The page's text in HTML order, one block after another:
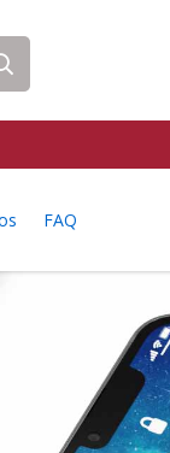
FAQ